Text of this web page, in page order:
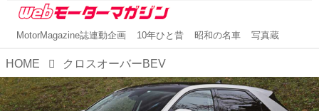
MotorMagazine誌連動企画 10年ひと昔 昭和の名車 写真蔵
HOME クロスオーバーBEV